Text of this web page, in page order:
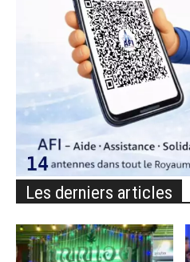
Les derniers articles